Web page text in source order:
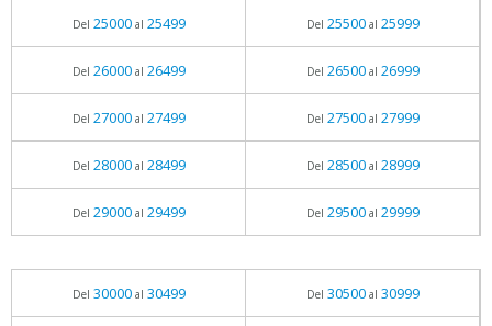
Del 25000al 25499 Del 25500al 25999
Del 26000al 26499 Del 26500al 26999
Del 27000al 27499 Del 27500al 27999
Del 28000al 28499 Del 28500al 28999
Del 29000al 29499 Del 29500al 29999
Del 30000al 30499 Del 30500al 30999